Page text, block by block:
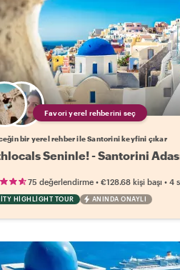
Favori yerel rehberini seç
bir yerel rehber ile Santorini keyfini çıkar
Seninle! - Santorini
75 değerlendirme • €128.68 kişi başı • 4
HIGHLIGHT TOUR ANINDA ONAYLI